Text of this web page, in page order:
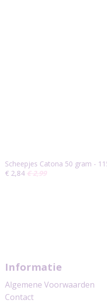
Scheepjes Catona 50 gram -
€ 2,84 € 2,99
Informatie
Algemene Voorwaarden
Contact